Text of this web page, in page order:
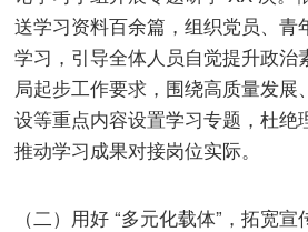
送学习资料百余篇，组织党员、青
学习，引导全体人员自觉提升政治
局起步工作要求，围绕高质量发展
设等重点内容设置学习专题，杜绝
推动学习成果对接岗位实际。
（二）用好 “多元化载体”，拓宽